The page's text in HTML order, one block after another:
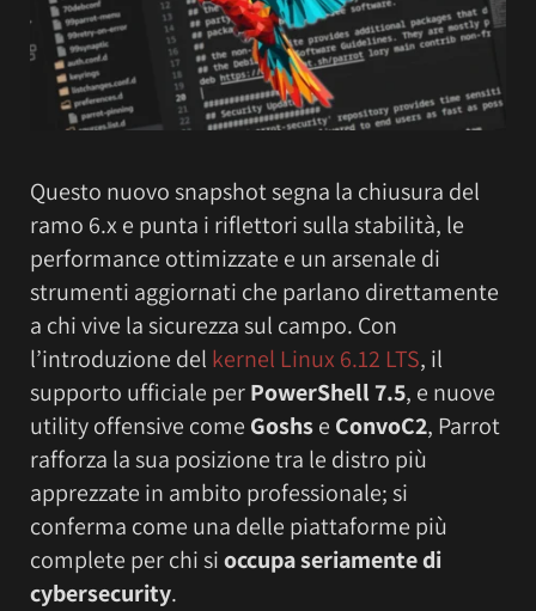
Questo nuovo snapshot segna la chiusura del
ramo 6.x e punta i riflettori sulla stabilità, le
performance ottimizzate e un arsenale di
strumenti aggiornati che parlano direttamente
a chi vive la sicurezza sul campo. Con
l’introduzione del kernel Linux 6.12 LTS, il
supporto ufficiale perPowerShell 7.5, e nuove
utility offensive come Goshse ConvoC2, Parrot
rafforza la sua posizione tra le distro più
apprezzate in ambito professionale; si
conferma come una delle piattaforme più
complete per chi sioccupa seriamente di
cybersecurity.